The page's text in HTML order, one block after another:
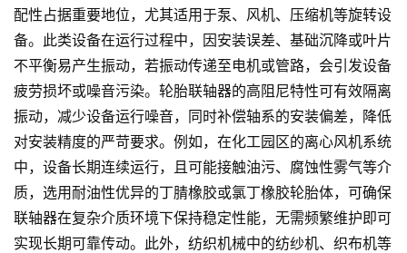
配性占据重要地位，尤其适用于泵、风机、压缩机等旋转设
备。此类设备在运行过程中，因安装误差、基础沉降或叶片
不平衡易产生振动，若振动传递至电机或管路，会引发设备
疲劳损坏或噪音污染。轮胎联轴器的高阻尼特性可有效隔离
振动，减少设备运行噪音，同时补偿轴系的安装偏差，降低
对安装精度的严苛要求。例如，在化工园区的离心风机系统
中，设备长期连续运行，且可能接触油污、腐蚀性雾气等介
质，选用耐油性优异的丁腈橡胶或氯丁橡胶轮胎体，可确保
联轴器在复杂介质环境下保持稳定性能，无需频繁维护即可
实现长期可靠传动。此外，纺织机械中的纺纱机、织布机等